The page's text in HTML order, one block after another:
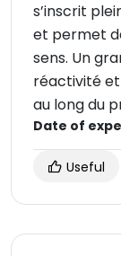
s’inscrit
et permet
sens. Un
réactivité
au long du
Date of
Useful